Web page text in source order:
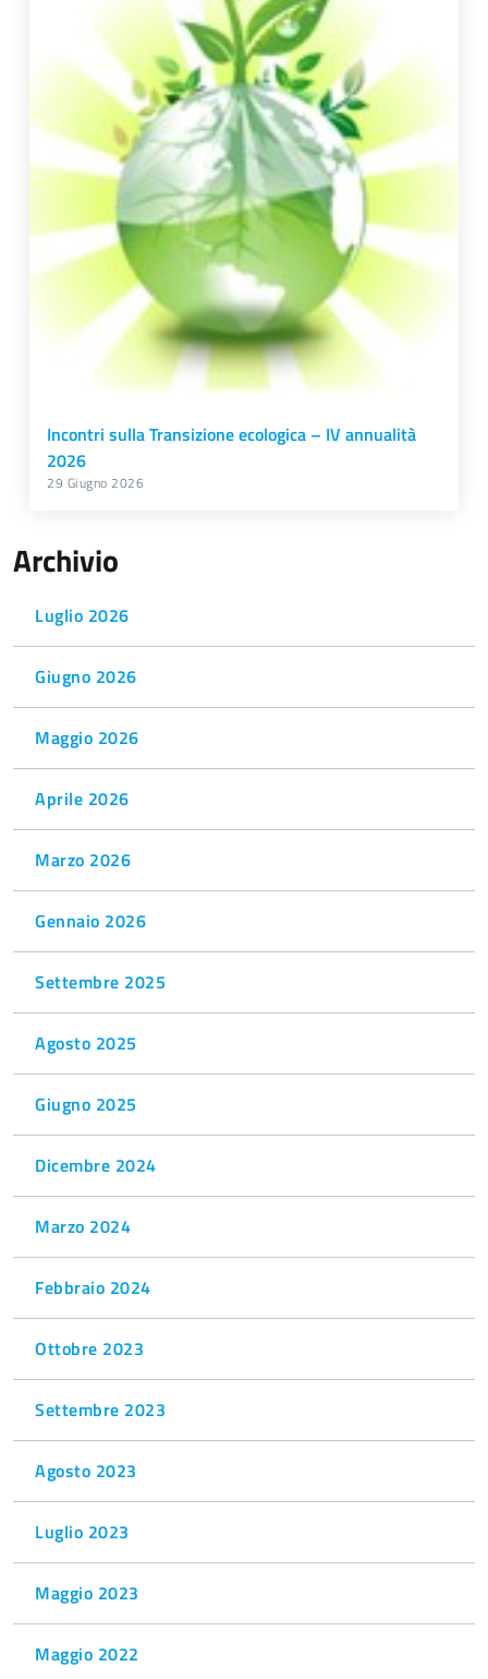
Incontri sulla Transizione ecologica – IV annualità
2026
29 Giugno 2026
Archivio
Luglio 2026
Giugno 2026
Maggio 2026
Aprile 2026
Marzo 2026
Gennaio 2026
Settembre 2025
Agosto 2025
Giugno 2025
Dicembre 2024
Marzo 2024
Febbraio 2024
Ottobre 2023
Settembre 2023
Agosto 2023
Luglio 2023
Maggio 2023
Maggio 2022